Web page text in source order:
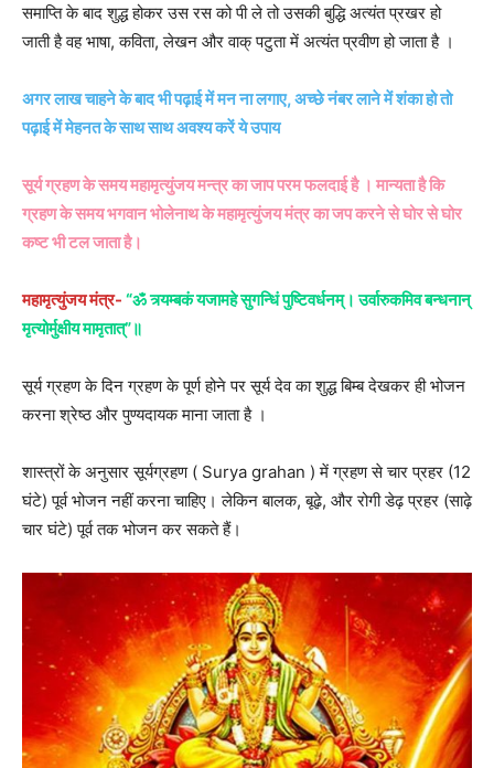
समाप्ति के बाद शुद्ध होकर उस रस को पी ले तो उसकी बुद्धि अत्यंत प्रखर हो
जाती है वह भाषा, कविता, लेखन और वाक् पटुता में अत्यंत प्रवीण हो जाता है ।
अगर लाख चाहने के बाद भी पढ़ाई में मन ना लगाए, अच्छे नंबर लाने में शंका हो तो
पढ़ाई में मेहनत के साथ साथ अवश्य करें ये उपाय
सूर्य ग्रहण के समय महामृत्युंजय मन्त्र का जाप परम फलदाई है । मान्यता है कि
ग्रहण के समय भगवान भोलेनाथ के महामृत्युंजय मंत्र का जप करने से घोर से घोर
कष्ट भी टल जाता है।
महामृत्युंजय मंत्र- “ॐ त्र्यम्बकं यजामहे सुगन्धिं पुष्टिवर्धनम्। उर्वारुकमिव बन्धनान्
मृत्योर्मुक्षीय मामृतात्”॥
सूर्य ग्रहण के दिन ग्रहण के पूर्ण होने पर सूर्य देव का शुद्ध बिम्ब देखकर ही भोजन
करना श्रेष्ठ और पुण्यदायक माना जाता है ।
शास्त्रों के अनुसार सूर्यग्रहण ( Surya grahan ) में ग्रहण से चार प्रहर (12
घंटे) पूर्व भोजन नहीं करना चाहिए। लेकिन बालक, बूढ़े, और रोगी डेढ़ प्रहर (साढ़े
चार घंटे) पूर्व तक भोजन कर सकते हैं।